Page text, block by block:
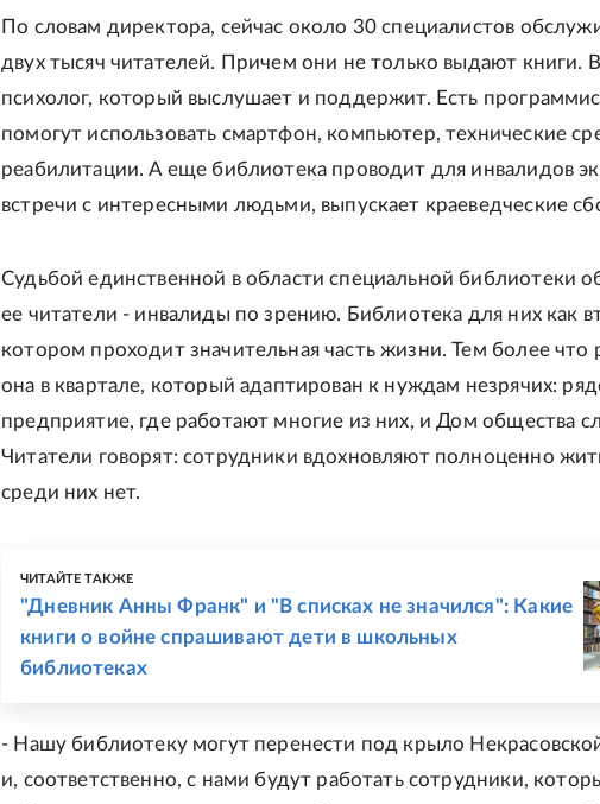
По словам директора, сейчас около 30 специалистов
двух тысяч читателей. Причем они не только выдают книги.
психолог, который выслушает и поддержит. Есть
помогут использовать смартфон, компьютер, технические
реабилитации. А еще библиотека проводит для инвалидов
встречи с интересными людьми, выпускает краеведческие
Судьбой единственной в области специальной библиотеки
ее читатели - инвалиды по зрению. Библиотека для них как
котором проходит значительная часть жизни. Тем более что
она в квартале, который адаптирован к нуждам незрячих:
предприятие, где работают многие из них, и Дом общества
Читатели говорят: сотрудники вдохновляют полноценно
среди них нет.
ЧИТАЙТЕ ТАКЖЕ
"Дневник Анны Франк" и "В списках не значился": Какие
книги о войне спрашивают дети в школьных
библиотеках
- Нашу библиотеку могут перенести под крыло
и, соответственно, с нами будут работать сотрудники,